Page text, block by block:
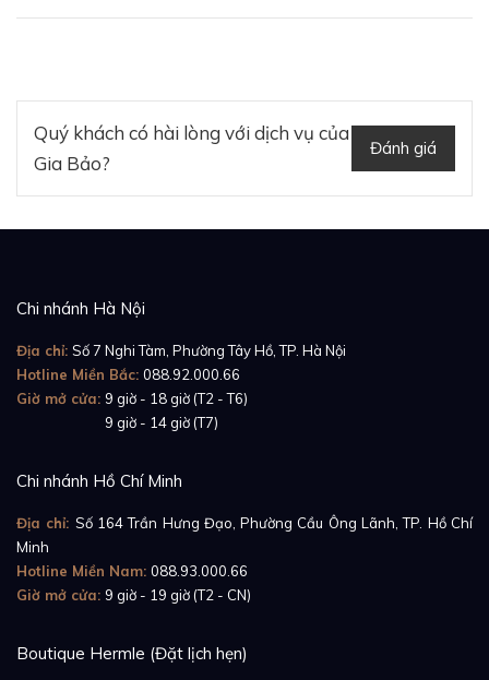
Quý khách có hài lòng với dịch vụ của
Gia Bảo?
Đánh giá
Chi nhánh Hà Nội
Địa chỉ: Số 7 Nghi Tàm, Phường Tây Hồ, TP. Hà Nội
Hotline Miền Bắc: 088.92.000.66
Giờ mở cửa: 9 giờ - 18 giờ (T2 - T6)
9 giờ - 14 giờ (T7)
Chi nhánh Hồ Chí Minh
Địa chỉ: Số 164 Trần Hưng Đạo, Phường Cầu Ông Lãnh, TP. Hồ Chí
Minh
Hotline Miền Nam: 088.93.000.66
Giờ mở cửa: 9 giờ - 19 giờ (T2 - CN)
Boutique Hermle (Đặt lịch hẹn)